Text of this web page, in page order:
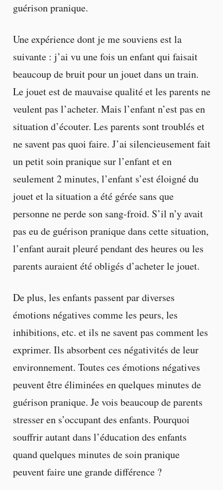
guérison pranique.
Une expérience dont je me souviens est la
suivante : j’ai vu une fois un enfant qui faisait
beaucoup de bruit pour un jouet dans un train.
Le jouet est de mauvaise qualité et les parents ne
veulent pas l’acheter. Mais l’enfant n’est pas en
situation d’écouter. Les parents sont troublés et
ne savent pas quoi faire. J’ai silencieusement fait
un petit soin pranique sur l’enfant et en
seulement 2 minutes, l’enfant s’est éloigné du
jouet et la situation a été gérée sans que
personne ne perde son sang-froid. S’il n’y avait
pas eu de guérison pranique dans cette situation,
l’enfant aurait pleuré pendant des heures ou les
parents auraient été obligés d’acheter le jouet.
De plus, les enfants passent par diverses
émotions négatives comme les peurs, les
inhibitions, etc. et ils ne savent pas comment les
exprimer. Ils absorbent ces négativités de leur
environnement. Toutes ces émotions négatives
peuvent être éliminées en quelques minutes de
guérison pranique. Je vois beaucoup de parents
stresser en s’occupant des enfants. Pourquoi
souffrir autant dans l’éducation des enfants
quand quelques minutes de soin pranique
peuvent faire une grande différence ?